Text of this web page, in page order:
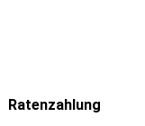
Ratenzahlung